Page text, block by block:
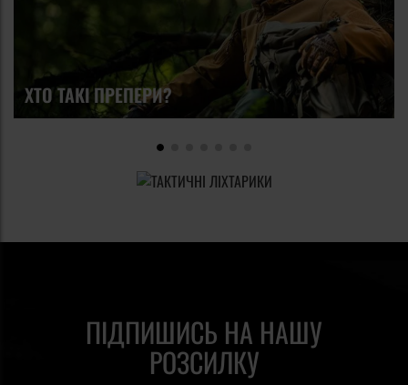
ХТО ТАКІ ПРЕПЕРИ?
ПІДПИШИСЬ НА НАШУ
РОЗСИЛКУ